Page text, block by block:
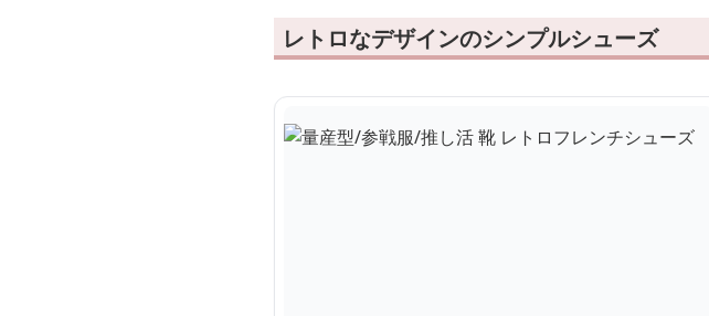
レトロなデザインのシンプルシューズ